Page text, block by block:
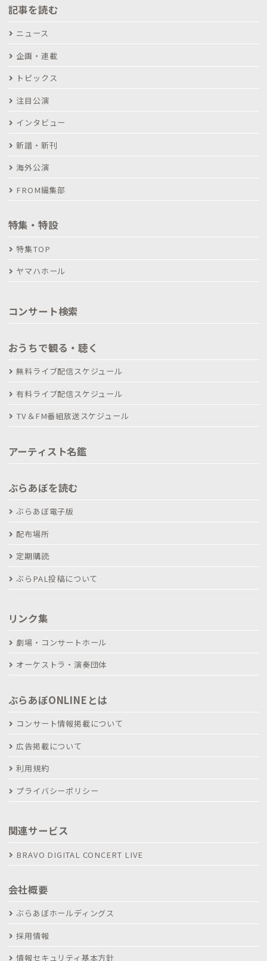
記事を読む
ニュース
企画・連載
トピックス
注目公演
インタビュー
新譜・新刊
海外公演
FROM編集部
特集・特設
特集TOP
ヤマハホール
コンサート検索
おうちで観る・聴く
無料ライブ配信スケジュール
有料ライブ配信スケジュール
TV＆FM番組放送スケジュール
アーティスト名鑑
ぶらあぼを読む
ぶらあぼ電子版
配布場所
定期購読
ぶらPAL投稿について
リンク集
劇場・コンサートホール
オーケストラ・演奏団体
ぶらあぼONLINEとは
コンサート情報掲載について
広告掲載について
利用規約
プライバシーポリシー
関連サービス
BRAVO DIGITAL CONCERT LIVE
会社概要
ぶらあぼホールディングス
採用情報
情報セキュリティ基本方針